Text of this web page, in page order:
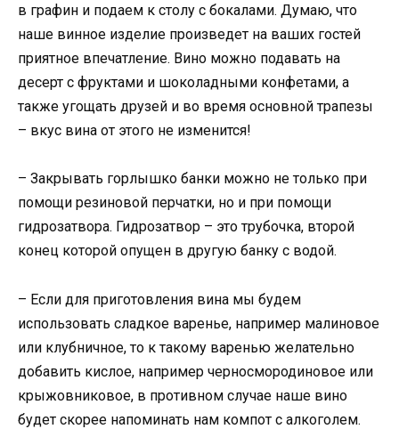
в графин и подаем к столу с бокалами. Думаю, что
наше винное изделие произведет на ваших гостей
приятное впечатление. Вино можно подавать на
десерт с фруктами и шоколадными конфетами, а
также угощать друзей и во время основной трапезы
– вкус вина от этого не изменится!
– Закрывать горлышко банки можно не только при
помощи резиновой перчатки, но и при помощи
гидрозатвора. Гидрозатвор – это трубочка, второй
конец которой опущен в другую банку с водой.
– Если для приготовления вина мы будем
использовать сладкое варенье, например малиновое
или клубничное, то к такому варенью желательно
добавить кислое, например черносмородиновое или
крыжовниковое, в противном случае наше вино
будет скорее напоминать нам компот с алкоголем.